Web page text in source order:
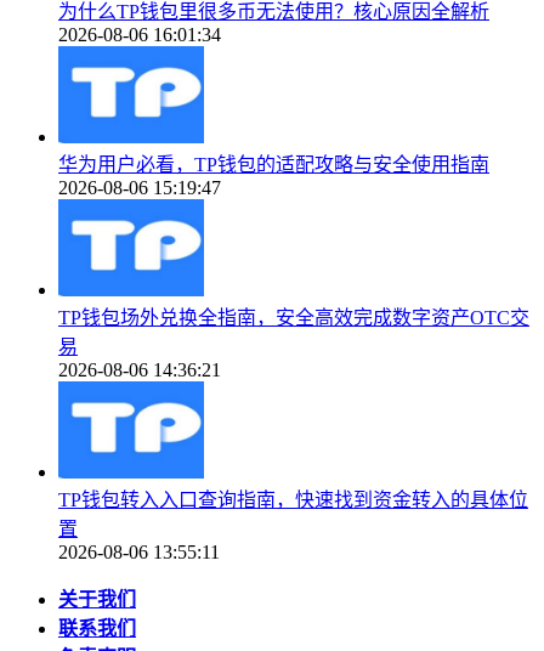
为什么TP钱包里很多币无法使用？核心原因全解析
2026-08-06 16:01:34
华为用户必看，TP钱包的适配攻略与安全使用指南
2026-08-06 15:19:47
TP钱包场外兑换全指南，安全高效完成数字资产OTC交
易
2026-08-06 14:36:21
TP钱包转入入口查询指南，快速找到资金转入的具体位
置
2026-08-06 13:55:11
关于我们
联系我们